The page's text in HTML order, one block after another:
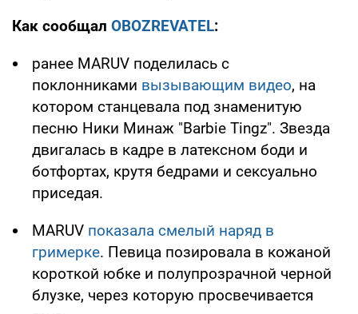
Как сообщал OBOZREVATEL:
ранее MARUV поделилась с
поклонниками вызывающим видео, на
котором станцевала под знаменитую
песню Ники Минаж "Barbie Tingz". Звезда
двигалась в кадре в латексном боди и
ботфортах, крутя бедрами и сексуально
приседая.
MARUV показала смелый наряд в
гримерке. Певица позировала в кожаной
короткой юбке и полупрозрачной черной
блузке, через которую просвечивается